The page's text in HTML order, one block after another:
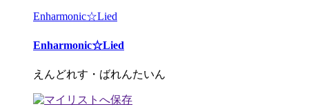
Enharmonic☆Lied
Enharmonic☆Lied
えんどれす・ばれんたいん